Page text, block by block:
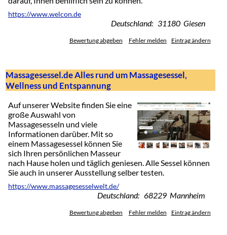
https://www.welcon.de
Deutschland: 31180 Giesen
Bewertung abgeben Fehler melden Eintrag ändern
Massagesessel.de Alles rund um Massagesessel,
Wellness und Entspannung
Auf unserer Website finden Sie eine
große Auswahl von
Massagesesseln und viele
Informationen darüber. Mit so
einem Massagesessel können Sie
sich Ihren persönlichen Masseur
nach Hause holen und täglich geniesen. Alle Sessel können
Sie auch in unserer Ausstellung selber testen.
https://www.massagesesselwelt.de/
Deutschland: 68229 Mannheim
Bewertung abgeben Fehler melden Eintrag ändern